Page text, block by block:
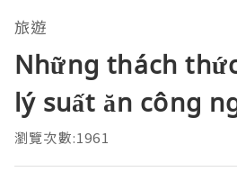
旅遊
Những thách
lý suất ăn công
瀏覽次數:1961